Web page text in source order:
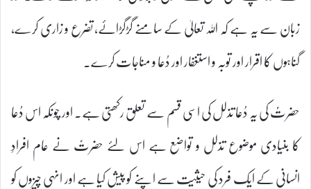
زبان سے یہ ہے کہ اللہ تعالیٰ کے سامنے گڑگڑائے، تضرع و زاری کرے،
گناہوں کا اقرار اور توبہ و استغفار اور دُعا و مناجات کرے۔
حضرتؑ کی یہ دُعا تذلل کی اسی قسم سے تعلق رکھتی ہے۔ اور چونکہ اس دُعا
کا بنیادی موضوع تذلل و تواضع ہے اس لئے حضرتؑ نے عام افرادِ
انسانی کے ایک فرد کی حیثیت سے اپنے کو پیش کیا ہے اور انہی چیزوں کو